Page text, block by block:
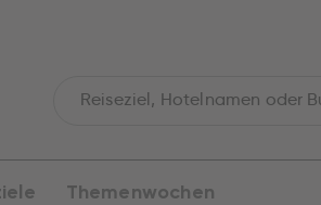
Themenwochen